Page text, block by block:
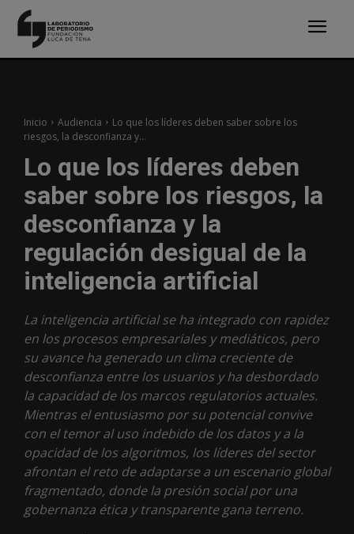
Inicio Audiencia
Lo que los líderes deben saber sobre los
riesgos, la desconfianza y...
Lo que los líderes deben
saber sobre los riesgos, la
desconfianza y la
regulación desigual de la
inteligencia artificial
La inteligencia artificial se ha integrado con rapidez
en los procesos empresariales y mediáticos, pero
su avance ha generado un clima creciente de
desconfianza entre los usuarios y ha desbordado
la capacidad de los marcos regulatorios actuales.
Mientras el entusiasmo por su potencial convive
con el temor al uso indebido de los datos y a la
opacidad de los algoritmos, los líderes del sector
afrontan el reto de adaptarse a un escenario global
fragmentado, donde la presión social por una
gobernanza ética y transparente gana terreno.